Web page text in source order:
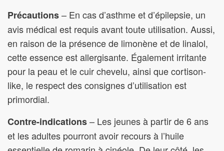
Précautions– En cas d’asthme et d’épilepsie, un
avis médical est requis avant toute utilisation. Aussi,
en raison de la présence de limonène et de linalol,
cette essence est allergisante. Également irritante
pour la peau et le cuir chevelu, ainsi que cortison-
like, le respect des consignes d’utilisation est
primordial.
Contre-indications– Les jeunes à partir de 6 ans
et les adultes pourront avoir recours à l’huile